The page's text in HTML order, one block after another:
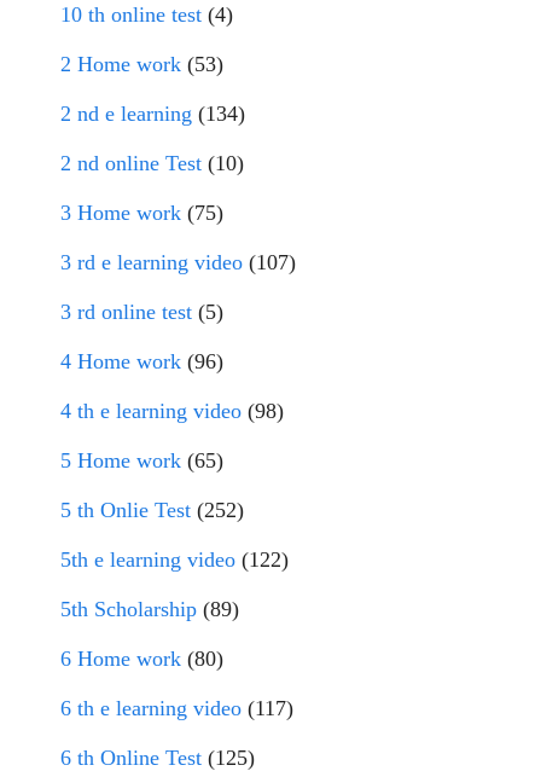
10 th online test (4)
2 Home work (53)
2 nd e learning (134)
2 nd online Test (10)
3 Home work (75)
3 rd e learning video (107)
3 rd online test (5)
4 Home work (96)
4 th e learning video (98)
5 Home work (65)
5 th Onlie Test (252)
5th e learning video (122)
5th Scholarship (89)
6 Home work (80)
6 th e learning video (117)
6 th Online Test (125)